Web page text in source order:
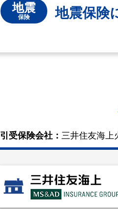
地震
保険 地震保険
引受保険会社： 三井住友海